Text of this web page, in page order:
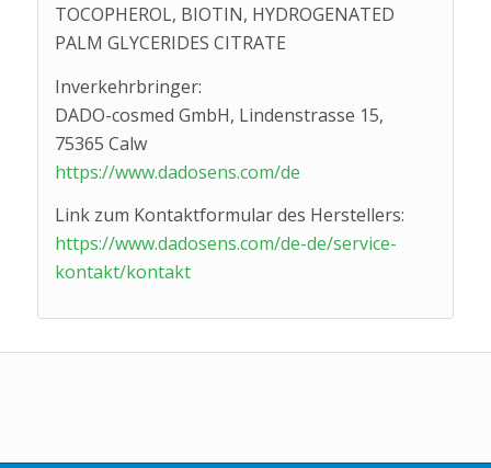
TOCOPHEROL, BIOTIN, HYDROGENATED
PALM GLYCERIDES CITRATE
Inverkehrbringer:
DADO-cosmed GmbH, Lindenstrasse 15,
75365 Calw
https://www.dadosens.com/de
Link zum Kontaktformular des Herstellers:
https://www.dadosens.com/de-de/service-
kontakt/kontakt